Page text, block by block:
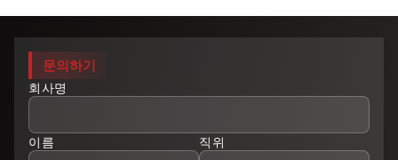
문의하기
회사명
이름 직위